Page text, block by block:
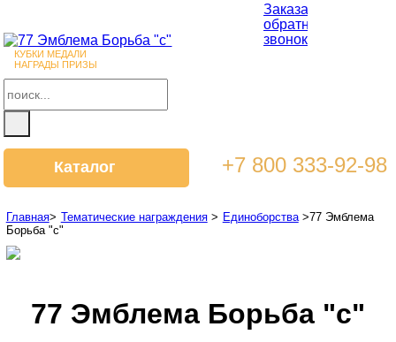
КУБКИ МЕДАЛИ
НАГРАДЫ ПРИЗЫ
Заказать
обратный
звонок
Каталог +7 800 333-92-98
Главная> Тематические награждения> Единоборства>77 Эмблема
Борьба "с"
77 Эмблема Борьба "с"